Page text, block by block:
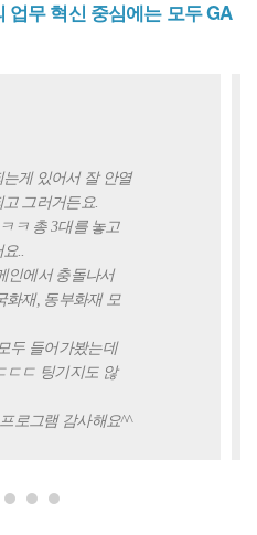
업무 혁신 중심에는 모두 GA
게 있어서 잘 안열
그러거든요.
ㅋ 총 3대를 놓고
..
인에서 충돌나서
화재, 동부화재 모
두 들어가봤는데
ㄷㄷ 팅기지도 않
로그램 감사해요^^